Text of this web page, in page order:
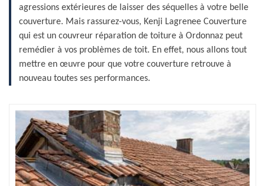
agressions extérieures de laisser des séquelles à votre belle
couverture. Mais rassurez-vous, Kenji Lagrenee Couverture
qui est un couvreur réparation de toiture à Ordonnaz peut
remédier à vos problèmes de toit. En effet, nous allons tout
mettre en œuvre pour que votre couverture retrouve à
nouveau toutes ses performances.